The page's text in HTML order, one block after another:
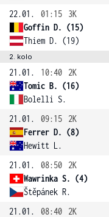
22.01.
01:15
3K
Goffin D. (15)
Thiem D. (19)
2. kolo
21.01. 10:40
2K
Tomic B. (16)
Bolelli S.
21.01.
09:15
2K
Ferrer D. (8)
Hewitt L.
21.01.
08:50
2K
Wawrinka S. (4)
Štěpánek R.
21.01.
08:40
2K